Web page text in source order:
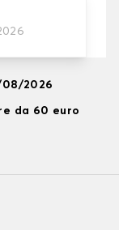
esigenze
2026
da 60 euro